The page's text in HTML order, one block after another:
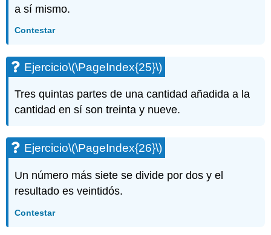
a sí mismo.
Contestar
Ejercicio\(\PageIndex{25}\)
Tres quintas partes de una cantidad añadida a la
cantidad en sí son treinta y nueve.
Ejercicio\(\PageIndex{26}\)
Un número más siete se divide por dos y el
resultado es veintidós.
Contestar